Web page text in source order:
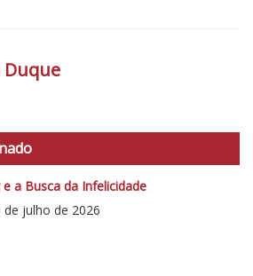
Duque
e a Busca da Infelicidade
de julho de 2026